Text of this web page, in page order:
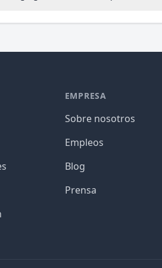
EMPRESA
Sobre nosotros
Empleos
Blog
Prensa